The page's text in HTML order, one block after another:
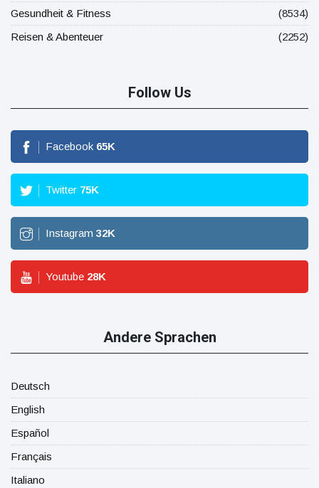
Gesundheit & Fitness
(8534)
Reisen & Abenteuer
(2252)
Follow Us
Facebook 65K
Twitter 75K
Instagram 32K
Youtube 28K
Andere Sprachen
Deutsch
English
Español
Français
Italiano